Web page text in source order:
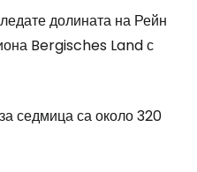
долината на Рейн
Bergisches Land с
седмица са около 320